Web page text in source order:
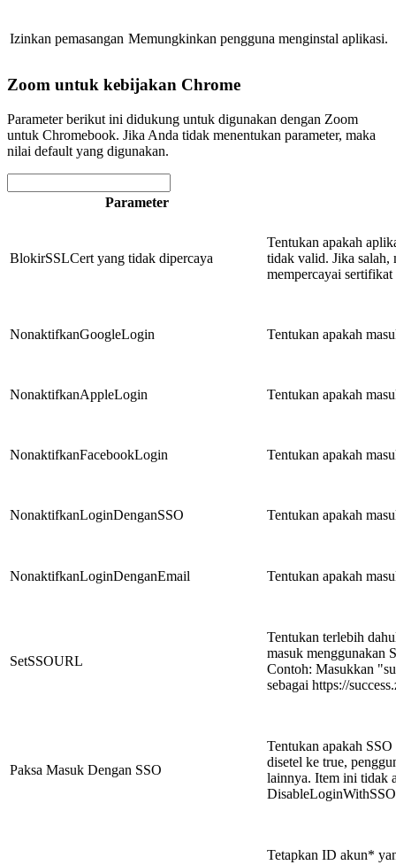
Izinkan pemasangan Memungkinkan pengguna menginstal aplikasi.
Zoom untuk kebijakan Chrome
Parameter berikut ini didukung untuk digunakan dengan Zoom
untuk Chromebook. Jika Anda tidak menentukan parameter, maka
nilai default yang digunakan.
Parameter
BlokirSSLCert yang tidak dipercaya
Tentukan apakah
tidak valid. Jika salah,
mempercayai sertifikat
NonaktifkanGoogleLogin Tentukan apakah
NonaktifkanAppleLogin Tentukan apakah
NonaktifkanFacebookLogin Tentukan apakah
NonaktifkanLoginDenganSSO Tentukan apakah
NonaktifkanLoginDenganEmail Tentukan apakah
SetSSOURL
Tentukan terlebih
masuk menggunakan
Contoh: Masukkan
sebagai https://
Paksa Masuk Dengan SSO
Tentukan apakah
disetel ke true,
lainnya. Item ini tidak
Tetapkan ID akun*